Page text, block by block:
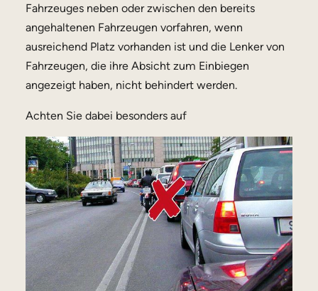
Fahrzeuges neben oder zwischen den bereits
angehaltenen Fahrzeugen vorfahren, wenn
ausreichend Platz vorhanden ist und die Lenker von
Fahrzeugen, die ihre Absicht zum Einbiegen
angezeigt haben, nicht behindert werden.
Achten Sie dabei besonders auf